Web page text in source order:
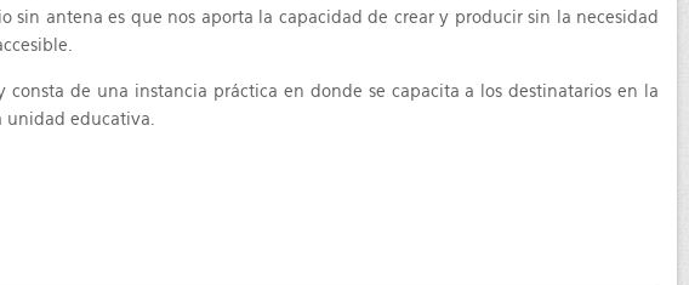
antena es que nos aporta la capacidad de crear y producir sin la necesidad
consta de una instancia práctica en donde se capacita a los destinatarios en la
educativa.